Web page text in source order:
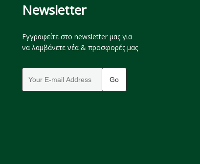
Newsletter
Εγγραφείτε στο newsletter μας για
να λαμβάνετε νέα & προσφορές μας